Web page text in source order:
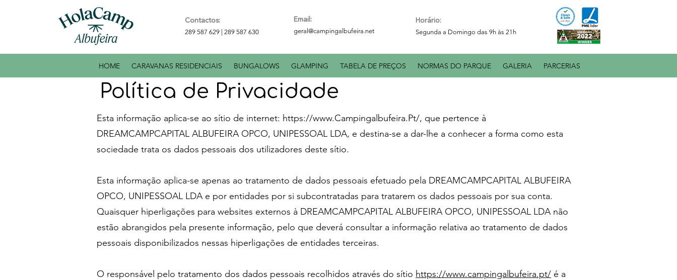
Contactos:
289 587 629 | 289 587 630
Email:
geral@campingalbufeira.net
Horário:
Segunda a Domingo das 9h às 21h
HOME CARAVANAS RESIDENCIAIS BUNGALOWS GLAMPING TABELA DE PREÇOS NORMAS DO PARQUE GALERIA PARCERIAS
Política de Privacidade
Esta informação aplica-se ao sítio de internet: https://www.Campingalbufeira.Pt/, que pertence à
DREAMCAMPCAPITAL ALBUFEIRA OPCO, UNIPESSOAL LDA, e destina-se a dar-lhe a conhecer a forma como esta
sociedade trata os dados pessoais dos utilizadores deste sítio.
Esta informação aplica-se apenas ao tratamento de dados pessoais efetuado pela DREAMCAMPCAPITAL ALBUFEIRA
OPCO, UNIPESSOAL LDA e por entidades por si subcontratadas para tratarem os dados pessoais por sua conta.
Quaisquer hiperligações para websites externos à DREAMCAMPCAPITAL ALBUFEIRA OPCO, UNIPESSOAL LDA não
estão abrangidos pela presente informação, pelo que deverá consultar a informação relativa ao tratamento de dados
pessoais disponibilizados nessas hiperligações de entidades terceiras.
O responsável pelo tratamento dos dados pessoais recolhidos através do sítio https://www.campingalbufeira.pt/ é a